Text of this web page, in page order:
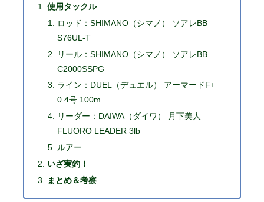
使用タックル
ロッド：SHIMANO（シマノ） ソアレBB
S76UL-T
リール：SHIMANO（シマノ） ソアレBB
C2000SSPG
ライン：DUEL（デュエル） アーマードF+
0.4号 100m
リーダー：DAIWA（ダイワ） 月下美人
FLUORO LEADER 3lb
ルアー
いざ実釣！
まとめ＆考察